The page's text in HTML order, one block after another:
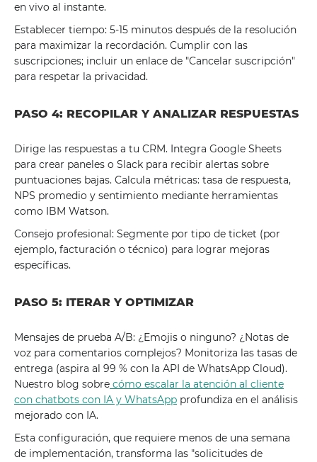
en vivo al instante.
Establecer tiempo: 5-15 minutos después de la resolución
para maximizar la recordación. Cumplir con las
suscripciones; incluir un enlace de "Cancelar suscripción"
para respetar la privacidad.
PASO 4: RECOPILAR Y ANALIZAR RESPUESTAS
Dirige las respuestas a tu CRM. Integra Google Sheets
para crear paneles o Slack para recibir alertas sobre
puntuaciones bajas. Calcula métricas: tasa de respuesta,
NPS promedio y sentimiento mediante herramientas
como IBM Watson.
Consejo profesional: Segmente por tipo de ticket (por
ejemplo, facturación o técnico) para lograr mejoras
específicas.
PASO 5: ITERAR Y OPTIMIZAR
Mensajes de prueba A/B: ¿Emojis o ninguno? ¿Notas de
voz para comentarios complejos? Monitoriza las tasas de
entrega (aspira al 99 % con la API de WhatsApp Cloud).
Nuestro blog sobre cómo escalar la atención al cliente
con chatbots con IA y WhatsApp profundiza en el análisis
mejorado con IA.
Esta configuración, que requiere menos de una semana
de implementación, transforma las "solicitudes de